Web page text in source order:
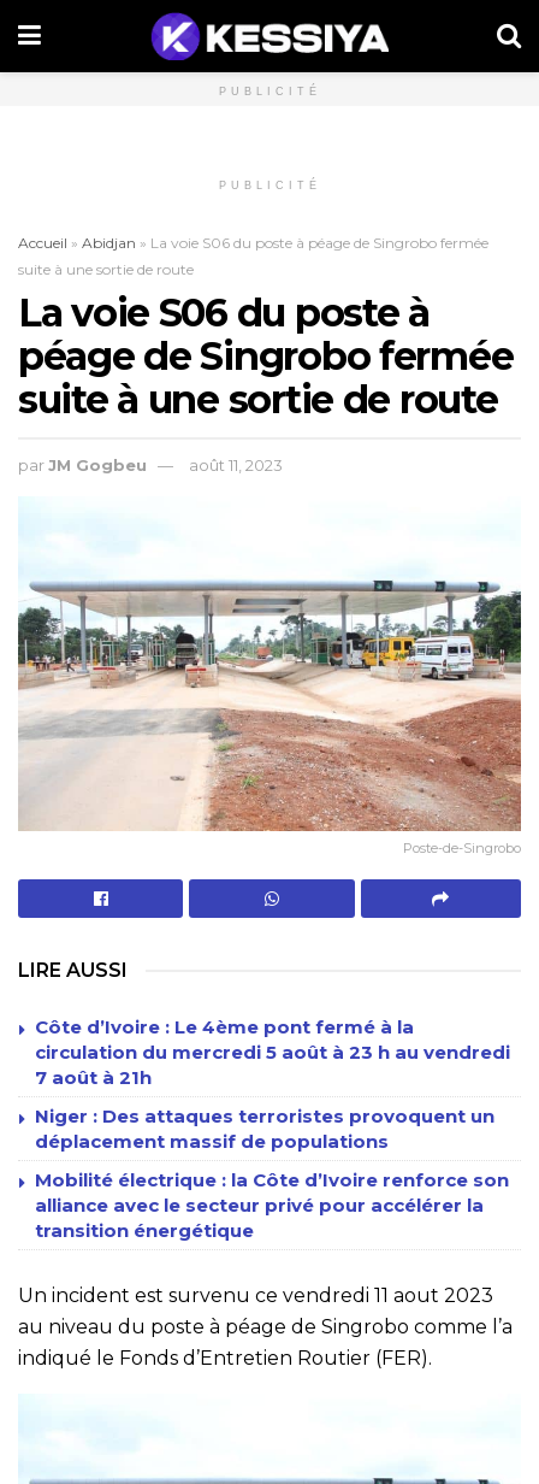
PUBLICITÉ
PUBLICITÉ
Accueil » Abidjan » La voie S06 du poste à péage de Singrobo fermée
suite à une sortie de route
La voie S06 du poste à
péage de Singrobo fermée
suite à une sortie de route
parJM Gogbeu août 11, 2023
Poste-de-Singrobo
LIRE AUSSI
Côte d’Ivoire : Le 4ème pont fermé à la
circulation du mercredi 5 août à 23 h au vendredi
7 août à 21h
Niger : Des attaques terroristes provoquent un
déplacement massif de populations
Mobilité électrique : la Côte d’Ivoire renforce son
alliance avec le secteur privé pour accélérer la
transition énergétique
Un incident est survenu ce vendredi 11 aout 2023
au niveau du poste à péage de Singrobo comme l’a
indiqué le Fonds d’Entretien Routier (FER).